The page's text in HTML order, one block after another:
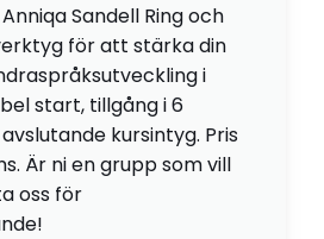
Sandell Ring och
för att stärka din
i
start, tillgång i 6
kursintyg. Pris
Är ni en grupp som vill
oss för